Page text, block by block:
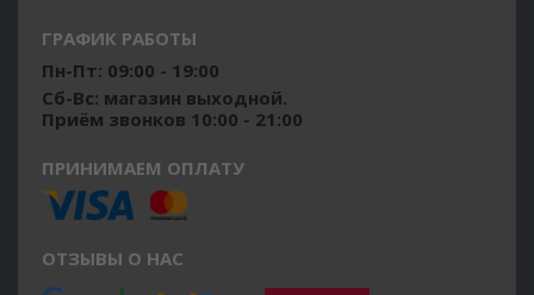
ГРАФИК РАБОТЫ
Пн-Пт: 09:00 - 19:00
Сб-Вс: магазин выходной.
Приём звонков 10:00 - 21:00
ПРИНИМАЕМ ОПЛАТУ
ОТЗЫВЫ О НАС